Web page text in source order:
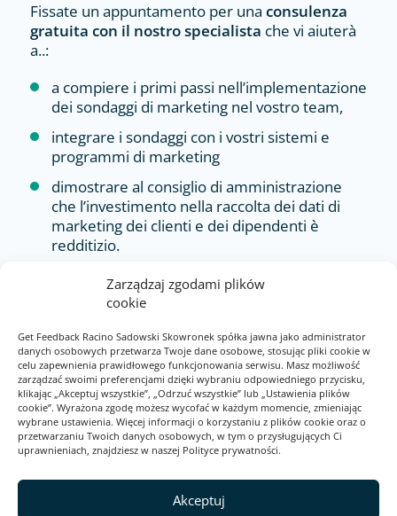
Zarządzaj zgodami plików
cookie
Get Feedback Racino Sadowski Skowronek spółka jawna jako administrator
danych osobowych przetwarza Twoje dane osobowe, stosując pliki cookie w
celu zapewnienia prawidłowego funkcjonowania serwisu. Masz możliwość
zarządzać swoimi preferencjami dzięki wybraniu odpowiedniego przycisku,
klikając „Akceptuj wszystkie”, „Odrzuć wszystkie” lub „Ustawienia plików
cookie”. Wyrażona zgodę możesz wycofać w każdym momencie, zmieniając
wybrane ustawienia. Więcej informacji o korzystaniu z plików cookie oraz o
przetwarzaniu Twoich danych osobowych, w tym o przysługujących Ci
uprawnieniach, znajdziesz w naszej Polityce prywatności.
Akceptuj
Fissate un appuntamento per una consulenza
gratuita con il nostro specialista che vi aiuterà
a..:
a compiere i primi passi nell’implementazione
dei sondaggi di marketing nel vostro team,
integrare i sondaggi con i vostri sistemi e
programmi di marketing
dimostrare al consiglio di amministrazione
che l’investimento nella raccolta dei dati di
marketing dei clienti e dei dipendenti è
redditizio.